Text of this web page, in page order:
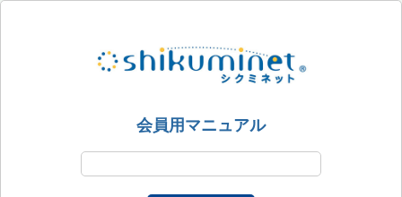
会員用マニュアル